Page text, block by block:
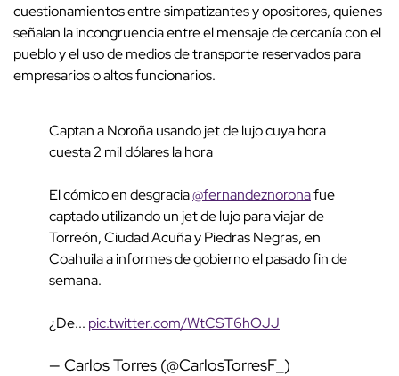
cuestionamientos entre simpatizantes y opositores, quienes
señalan la incongruencia entre el mensaje de cercanía con el
pueblo y el uso de medios de transporte reservados para
empresarios o altos funcionarios.
Captan a Noroña usando jet de lujo cuya hora
cuesta 2 mil dólares la hora
El cómico en desgracia@fernandeznoronafue
captado utilizando un jet de lujo para viajar de
Torreón, Ciudad Acuña y Piedras Negras, en
Coahuila a informes de gobierno el pasado fin de
semana.
¿De... pic.twitter.com/WtCST6hOJJ
— Carlos Torres (@CarlosTorresF_)